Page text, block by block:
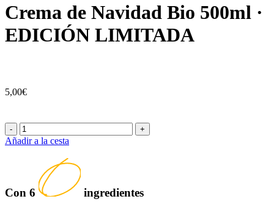
Crema de Navidad Bio 500ml ·
EDICIÓN LIMITADA
5,00€
- +
Añadir a la cesta
Con 6 ingredientes